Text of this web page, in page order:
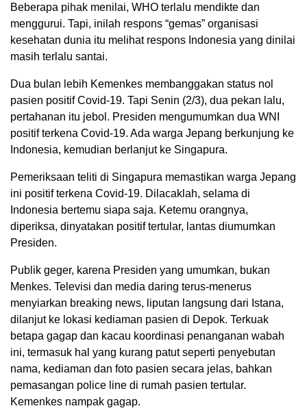
Beberapa pihak menilai, WHO terlalu mendikte dan
menggurui. Tapi, inilah respons “gemas” organisasi
kesehatan dunia itu melihat respons Indonesia yang dinilai
masih terlalu santai.
Dua bulan lebih Kemenkes membanggakan status nol
pasien positif Covid-19. Tapi Senin (2/3), dua pekan lalu,
pertahanan itu jebol. Presiden mengumumkan dua WNI
positif terkena Covid-19. Ada warga Jepang berkunjung ke
Indonesia, kemudian berlanjut ke Singapura.
Pemeriksaan teliti di Singapura memastikan warga Jepang
ini positif terkena Covid-19. Dilacaklah, selama di
Indonesia bertemu siapa saja. Ketemu orangnya,
diperiksa, dinyatakan positif tertular, lantas diumumkan
Presiden.
Publik geger, karena Presiden yang umumkan, bukan
Menkes. Televisi dan media daring terus-menerus
menyiarkan breaking news, liputan langsung dari Istana,
dilanjut ke lokasi kediaman pasien di Depok. Terkuak
betapa gagap dan kacau koordinasi penanganan wabah
ini, termasuk hal yang kurang patut seperti penyebutan
nama, kediaman dan foto pasien secara jelas, bahkan
pemasangan police line di rumah pasien tertular.
Kemenkes nampak gagap.